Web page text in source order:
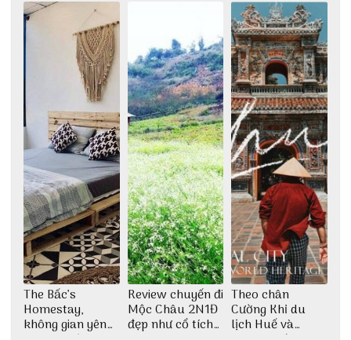
The Bấc’s
Homestay,
không gian yên
Review chuyến đi
Mộc Châu 2N1Đ
đẹp như cổ tích
Theo chân
Cường Khỉ du
lịch Huế và